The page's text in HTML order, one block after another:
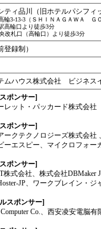
ティ品川（旧ホテルパシフ
輪3-13-3（ＳＨＩＮＡＧＡＷＡ Ｇ
高輪口より徒歩3分
改札口（高輪口）より徒歩3分
登録制）
ムハウス株式会社 ビジネス
ポンサー]
レット・パッカード株式会社
ポンサー]
ークテクノロジーズ株式会
ーエスピー、マイクロフォー
ポンサー]
株式会社、株式会社DBMaker
JP、ワークブレイン・
スポンサー]
Co.、西安凌安電脳有